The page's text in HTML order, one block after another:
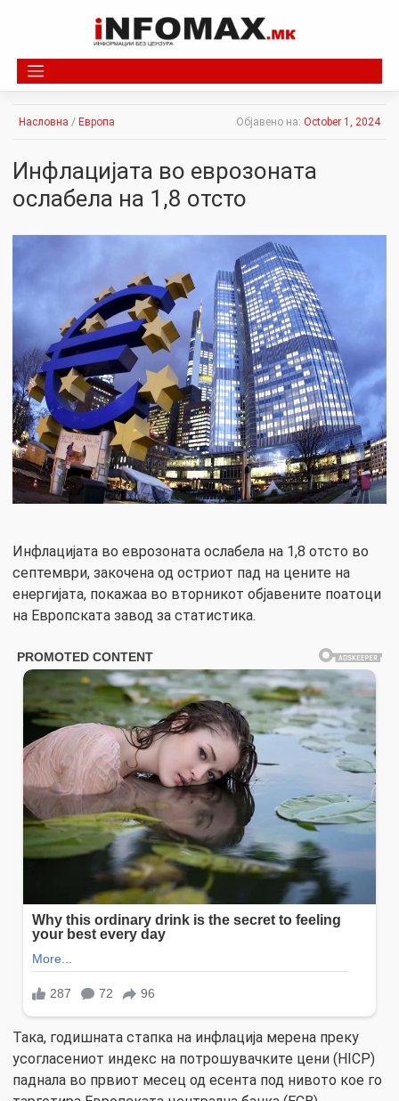
Насловна / Европа Објавено на: October 1, 2024
Инфлацијата во еврозоната
ослабела на 1,8 отсто
Инфлацијата во еврозоната ослабела на 1,8 отсто во
септември, закочена од остриот пад на цените на
енергијата, покажаа во вторникот објавените поатоци
на Европската завод за статистика.
Така, годишната стапка на инфлација мерена преку
усогласениот индекс на потрошувачките цени (HICP)
паднала во првиот месец од есента под нивото кое го